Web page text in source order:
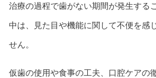
治療の過程で歯がない期間が発生する
中は、見た目や機能に関して不便を感
せん。
仮歯の使用や食事の工夫、口腔ケアの